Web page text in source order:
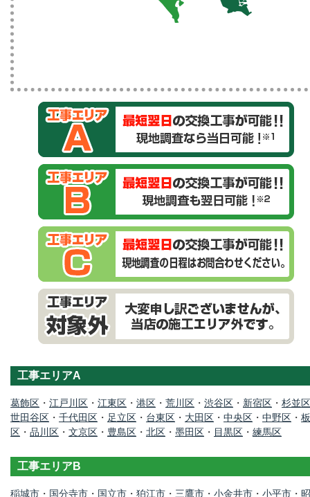
工事エリアA
葛飾区 ・ 江戸川区 ・ 江東区 ・ 港区 ・ 荒川区 ・ 渋谷区 ・ 新宿区 ・ 杉並区
世田谷区 ・ 千代田区 ・ 足立区 ・ 台東区 ・ 大田区 ・ 中央区 ・ 中野区 ・
区 ・ 品川区 ・ 文京区 ・ 豊島区 ・ 北区 ・ 墨田区 ・ 目黒区 ・ 練馬区
工事エリアB
稲城市 ・ 国分寺市 ・ 国立市 ・ 狛江市 ・ 三鷹市 ・ 小金井市 ・ 小平市 ・